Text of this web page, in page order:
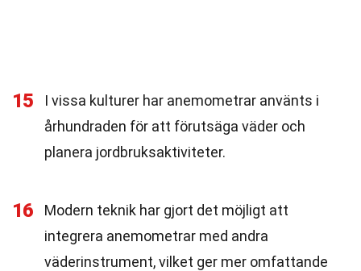
15
I vissa kulturer har anemometrar använts i
århundraden för att förutsäga väder och
planera jordbruksaktiviteter.
16
Modern teknik har gjort det möjligt att
integrera anemometrar med andra
väderinstrument, vilket ger mer omfattande